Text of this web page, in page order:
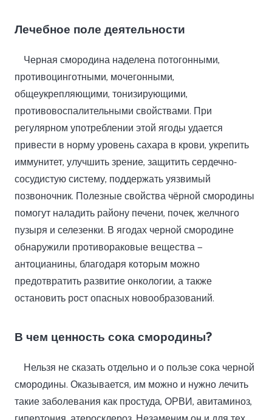
Лечебное поле деятельности
Черная смородина наделена потогонными,
противоцинготными, мочегонными,
общеукрепляющими, тонизирующими,
противовоспалительными свойствами. При
регулярном употреблении этой ягоды удается
привести в норму уровень сахара в крови, укрепить
иммунитет, улучшить зрение, защитить сердечно-
сосудистую систему, поддержать уязвимый
позвоночник. Полезные свойства чёрной смородины
помогут наладить району печени, почек, желчного
пузыря и селезенки. В ягодах черной смородине
обнаружили противораковые вещества —
антоцианины, благодаря которым можно
предотвратить развитие онкологии, а также
остановить рост опасных новообразований.
В чем ценность сока смородины?
Нельзя не сказать отдельно и о пользе сока черной
смородины. Оказывается, им можно и нужно лечить
такие заболевания как простуда, ОРВИ, авитаминоз,